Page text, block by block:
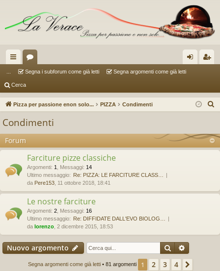
oll
eg
a
ti
ap
or
iti
Segna i subforum come già letti Segna argomenti come già letti
Cerca
Pizza per passione enon solo... PIZZA Condimenti
c
a
Condimenti
Forum
Farciture pizze classiche
Argomenti: 1 Messaggi: 14
Ultimo messaggio: Re: PIZZA: LE FARCITURE CLASS…
da Pere153 , 11 ottobre 2018, 18:41
Le nostre farciture
Argomenti: 2 Messaggi: 16
Ultimo messaggio: Re: DIFFIDATE DALL'EVO BIOLOG…
da lorenzo , 2 dicembre 2015, 18:53
Nuovo argomento Cerca
Segna argomenti come già letti• 81 argomenti 1 2 3 4